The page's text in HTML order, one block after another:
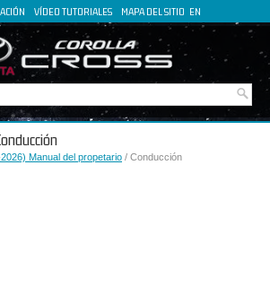
VÍDEO TUTORIALES MAPA DEL SITIO EN
Manual del propetario / Conducción